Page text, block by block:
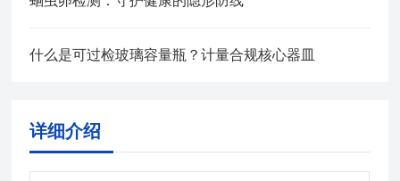
什么是可过检玻璃容量瓶？计量合规核心器皿
详细介绍